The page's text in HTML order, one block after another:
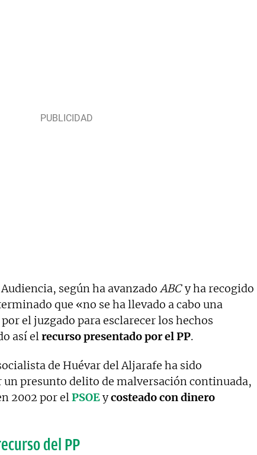
según ha avanzado ABCy ha recogido
que «no se ha llevado a cabo una
el juzgado para esclarecer los hechos
así elrecurso presentado por el PP.
de Huévar del Aljarafe ha sido
presunto delito de malversación continuada,
2002 por elPSOEycosteado con dinero
del PP